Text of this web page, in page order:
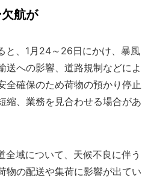
航が
と、1月24～26日にかけ、暴風
送への影響、道路規制などによ
全確保のため荷物の預かり停止
縮、業務を見合わせる場合があ
域について、天候不良に伴う
物の配送や集荷に影響が出てい